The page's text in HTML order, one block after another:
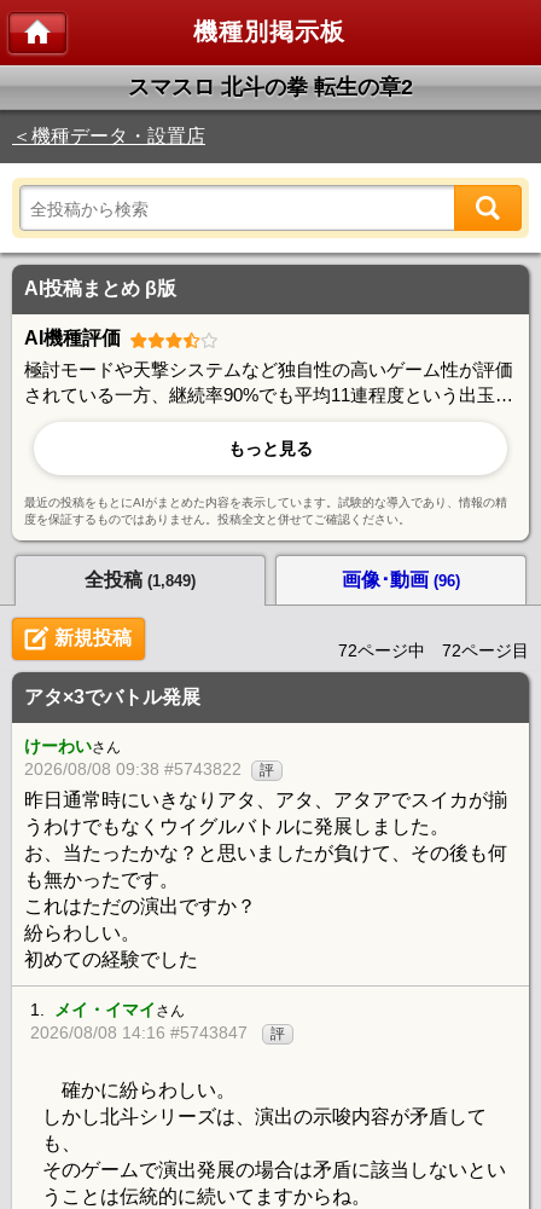
機種別掲示板
スマスロ 北斗の拳 転生の章2
＜機種データ・設置店
AI投稿まとめ β版
AI機種評価
極討モードや天撃システムなど独自性の高いゲーム性が評価
されている一方、継続率90%でも平均11連程度という出玉性
能には期待値とのギャップを感じる声もある。朝一判別やあ
べし短縮など攻略要素は豊富で、やり込み派には好評。ユー
ザー間で活発な情報交換が行われており、コミュニティ形成
に成功している機種と言える。
もっと見る
最近の投稿をもとにAIがまとめた内容を表示しています。試験的な導入であり、情報の精
度を保証するものではありません。投稿全文と併せてご確認ください。
全投稿 (1,849) 画像･動画 (96)
新規投稿
72ページ中 72ページ目
アタ×3でバトル発展
けーわいさん
2026/08/08 09:38 #5743822 評
昨日通常時にいきなりアタ、アタ、アタアでスイカが揃
うわけでもなくウイグルバトルに発展しました。
お、当たったかな？と思いましたが負けて、その後も何
も無かったです。
これはただの演出ですか？
紛らわしい。
初めての経験でした
1. メイ・イマイ さん
2026/08/08 14:16 #5743847 評
確かに紛らわしい。
しかし北斗シリーズは、演出の示唆内容が矛盾して
も、
そのゲームで演出発展の場合は矛盾に該当しないとい
うことは伝統的に続いてますからね。